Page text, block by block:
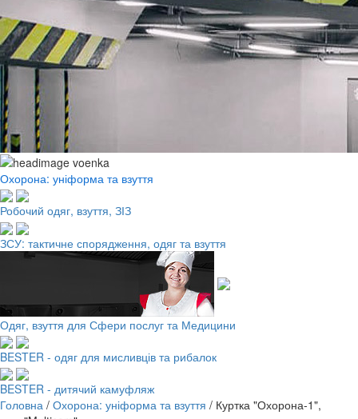
Охорона: уніформа та взуття
Робочий одяг, взуття, ЗІЗ
ЗСУ: тактичне спорядження, одяг та взуття
Одяг, взуття для Сфери послуг та Медицини
BESTER - одяг для мисливців та рибалок
BESTER - дитячий камуфляж
Головна / Охорона: уніформа та взуття / Куртка "Охорона-1",